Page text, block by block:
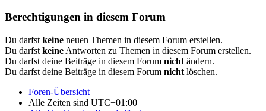
Berechtigungen in diesem Forum
Du darfst keine neuen Themen in diesem Forum erstellen.
Du darfst keine Antworten zu Themen in diesem Forum erstellen.
Du darfst deine Beiträge in diesem Forum nicht ändern.
Du darfst deine Beiträge in diesem Forum nicht löschen.
Foren-Übersicht
Alle Zeiten sind UTC+01:00